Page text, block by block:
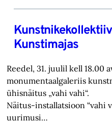
Kunstimajas
Reedel, 31. juulil kell 18.00
monumentaalgaleriis
ühisnäitus „vahi vahi“.
Näitus-installatsioon “vahi
uurimusi…